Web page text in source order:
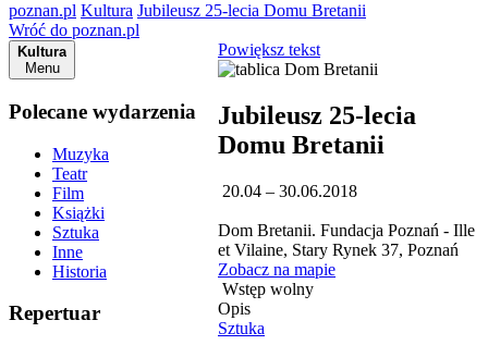
poznan.pl Kultura Jubileusz 25-lecia Domu Bretanii
Wróć do poznan.pl
Kultura
Menu
Polecane wydarzenia
Muzyka
Teatr
Film
Książki
Sztuka
Inne
Historia
Repertuar
Powiększ tekst
Jubileusz 25-lecia
Domu Bretanii
20.04 – 30.06.2018
Dom Bretanii. Fundacja Poznań - Ille
et Vilaine, Stary Rynek 37, Poznań
Zobacz na mapie
Wstęp wolny
Opis
Sztuka